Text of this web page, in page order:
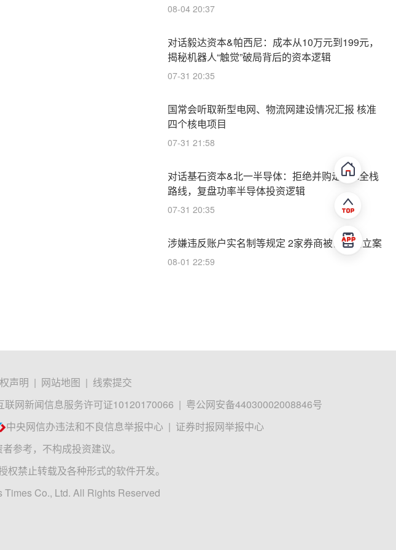
08-04 20:37
对话毅达资本&帕西尼：成本从10万元到199元，
揭秘机器人“触觉”破局背后的资本逻辑
07-31 20:35
国常会听取新型电网、物流网建设情况汇报 核准
四个核电项目
07-31 21:58
对话基石资本&北一半导体：拒绝并购走IDM全栈
路线，复盘功率半导体投资逻辑
07-31 20:35
涉嫌违反账户实名制等规定 2家券商被证监会立案
08-01 22:59
声明 | 网站地图 | 线索提交
联网新闻信息服务许可证10120170066 | 粤公网安备44030002008846号
中央网信办违法和不良信息举报中心 | 证券时报网举报中心
参考，不构成投资建议。
禁止转载及各种形式的软件开发。
Co., Ltd. All Rights Reserved